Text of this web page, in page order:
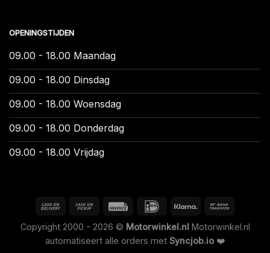
OPENINGSTIJDEN
09.00 - 18.00 Maandag
09.00 - 18.00 Dinsdag
09.00 - 18.00 Woensdag
09.00 - 18.00 Donderdag
09.00 - 18.00 Vrijdag
Copyright 2000 - 2026 © Motorwinkel.nl Motorwinkel.nl
automatiseert alle orders met Syncjob.io ❤️